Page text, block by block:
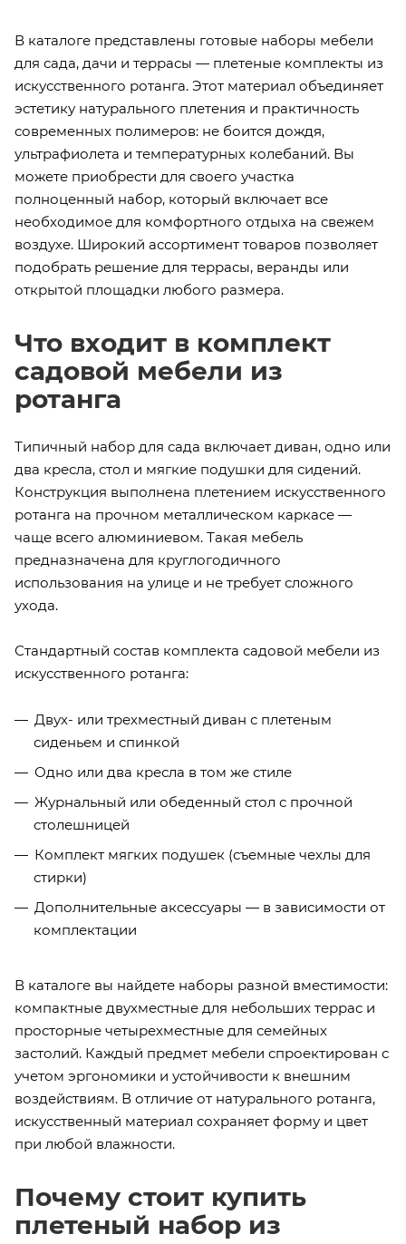
В каталоге представлены готовые наборы мебели
для сада, дачи и террасы — плетеные комплекты из
искусственного ротанга. Этот материал объединяет
эстетику натурального плетения и практичность
современных полимеров: не боится дождя,
ультрафиолета и температурных колебаний. Вы
можете приобрести для своего участка
полноценный набор, который включает все
необходимое для комфортного отдыха на свежем
воздухе. Широкий ассортимент товаров позволяет
подобрать решение для террасы, веранды или
открытой площадки любого размера.
Что входит в комплект
садовой мебели из
ротанга
Типичный набор для сада включает диван, одно или
два кресла, стол и мягкие подушки для сидений.
Конструкция выполнена плетением искусственного
ротанга на прочном металлическом каркасе —
чаще всего алюминиевом. Такая мебель
предназначена для круглогодичного
использования на улице и не требует сложного
ухода.
Стандартный состав комплекта садовой мебели из
искусственного ротанга:
Двух- или трехместный диван с плетеным
сиденьем и спинкой
Одно или два кресла в том же стиле
Журнальный или обеденный стол с прочной
столешницей
Комплект мягких подушек (съемные чехлы для
стирки)
Дополнительные аксессуары — в зависимости от
комплектации
В каталоге вы найдете наборы разной вместимости:
компактные двухместные для небольших террас и
просторные четырехместные для семейных
застолий. Каждый предмет мебели спроектирован с
учетом эргономики и устойчивости к внешним
воздействиям. В отличие от натурального ротанга,
искусственный материал сохраняет форму и цвет
при любой влажности.
Почему стоит купить
плетеный набор из